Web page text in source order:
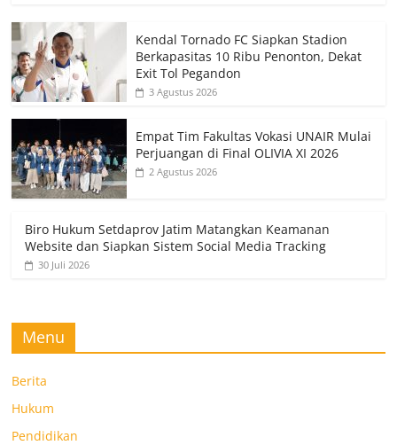
Kendal Tornado FC Siapkan Stadion
Berkapasitas 10 Ribu Penonton, Dekat
Exit Tol Pegandon
3 Agustus 2026
Empat Tim Fakultas Vokasi UNAIR Mulai
Perjuangan di Final OLIVIA XI 2026
2 Agustus 2026
Biro Hukum Setdaprov Jatim Matangkan Keamanan
Website dan Siapkan Sistem Social Media Tracking
30 Juli 2026
Menu
Berita
Hukum
Pendidikan